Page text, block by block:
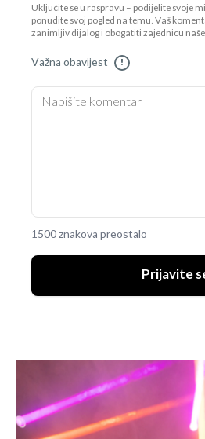
Uključite se u raspravu – podijelite svoje
ponudite svoj pogled na temu. Vaš
zanimljiv dijalog i obogatiti zajednicu
Važna obavijest !
1500 znakova preostalo
Prijavite